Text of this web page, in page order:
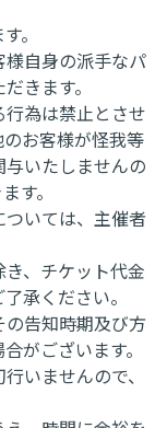
。
様自身の派手なパ
きます。
行為は禁止とさせ
お客様が怪我等
いたしませんの
す。
ついては、主催者
、チケット代金
承ください。
の告知時期及び方
がございます。
いませんので、